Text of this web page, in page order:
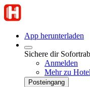
App herunterladen
Sichere dir
Anmelden
Mehr zu
Posteingang